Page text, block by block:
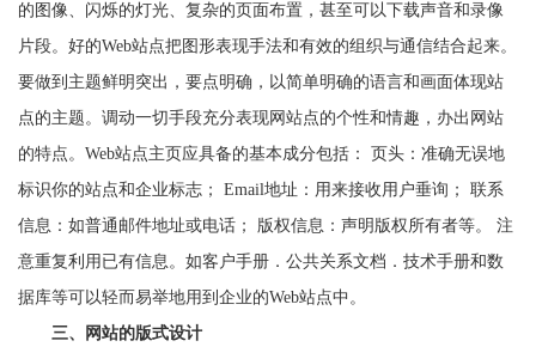
的图像、闪烁的灯光、复杂的页面布置，甚至可以下载声音和录像
片段。好的Web站点把图形表现手法和有效的组织与通信结合起来。
要做到主题鲜明突出，要点明确，以简单明确的语言和画面体现站
点的主题。调动一切手段充分表现网站点的个性和情趣，办出网站
的特点。Web站点主页应具备的基本成分包括： 页头：准确无误地
标识你的站点和企业标志； Email地址：用来接收用户垂询； 联系
信息：如普通邮件地址或电话； 版权信息：声明版权所有者等。 注
意重复利用已有信息。如客户手册．公共关系文档．技术手册和数
据库等可以轻而易举地用到企业的Web站点中。
三、网站的版式设计